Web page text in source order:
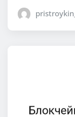
pristroykin_